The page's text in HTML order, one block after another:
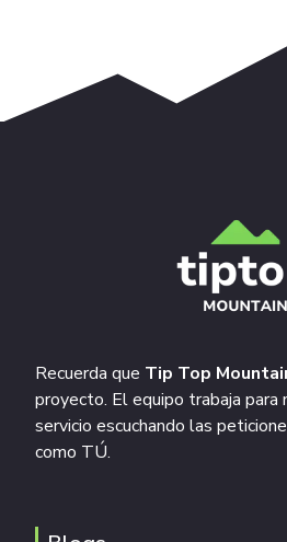
Recuerda que Tip Top
proyecto. El equipo trabaja para
servicio escuchando las
como TÚ.